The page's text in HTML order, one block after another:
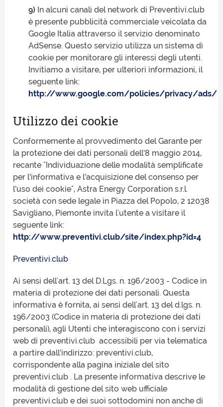
9) In alcuni canali del network di Preventivi.club
è presente pubblicità commerciale veicolata da
Google Italia attraverso il servizio denominato
AdSense. Questo servizio utilizza un sistema di
cookie per monitorare gli interessi degli utenti.
Invitiamo a visitare, per ulteriori informazioni, il
seguente link:
http://www.google.com/policies/privacy/ads/
Utilizzo dei cookie
Conformemente al provvedimento del Garante per
la protezione dei dati personali dell’8 maggio 2014,
recante "Individuazione delle modalità semplificate
per l’informativa e l’acquisizione del consenso per
l’uso dei cookie", Astra Energy Corporation s.r.l.
società con sede legale in Piazza del Popolo, 2 12038
Savigliano, Piemonte invita l'utente a visitare il
seguente link:
http://www.preventivi.club/site/index.php?id=4
Preventivi.club
Ai sensi dell'art. 13 del D.Lgs. n. 196/2003 - Codice in
materia di protezione dei dati personali. Questa
informativa è fornita, ai sensi dell'art. 13 del d.lgs. n.
196/2003 (Codice in materia di protezione dei dati
personali), agli Utenti che interagiscono con i servizi
web di preventivi.club accessibili per via telematica
a partire dall’indirizzo: preventivi.club,
corrispondente alla pagina iniziale del sito
preventivi.club . La presente informativa descrive le
modalità di gestione del sito web ufficiale
preventivi.club e dei suoi sottodomini non anche di